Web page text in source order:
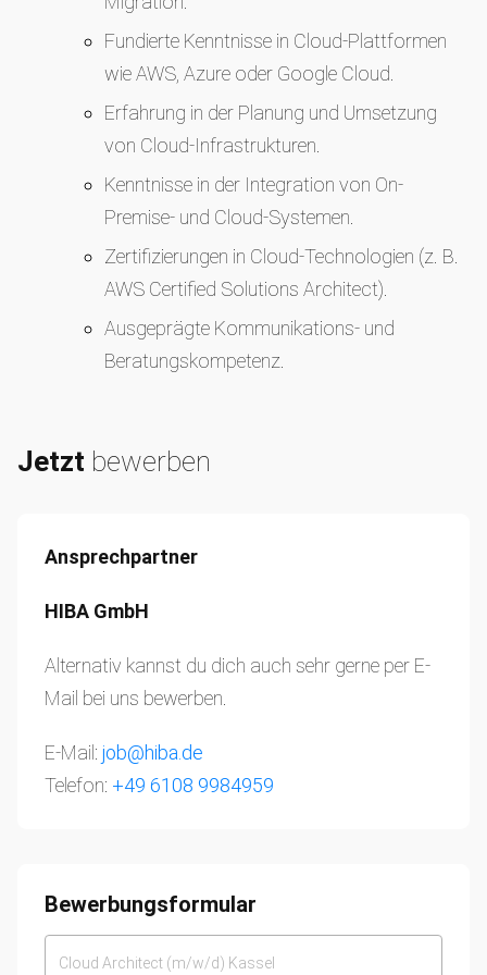
Fundierte Kenntnisse in Cloud-Plattformen
wie AWS, Azure oder Google Cloud.
Erfahrung in der Planung und Umsetzung
von Cloud-Infrastrukturen.
Kenntnisse in der Integration von On-
Premise- und Cloud-Systemen.
Zertifizierungen in Cloud-Technologien (z. B.
AWS Certified Solutions Architect).
Ausgeprägte Kommunikations- und
Beratungskompetenz.
Jetzt bewerben
Ansprechpartner
HIBA GmbH
Alternativ kannst du dich auch sehr gerne per E-
Mail bei uns bewerben.
E-Mail: job@hiba.de
Telefon: +49 6108 9984959
Bewerbungsformular